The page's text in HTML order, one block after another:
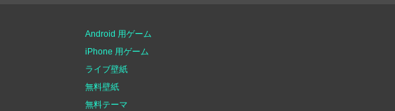
Android 用ゲーム
iPhone 用ゲーム
ライブ壁紙
無料壁紙
無料テーマ